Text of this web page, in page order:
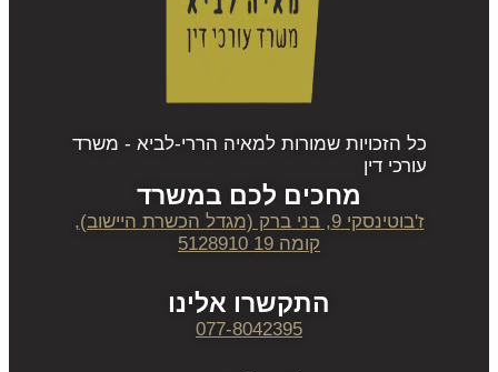
כל הזכויות שמורות למאיה הררי-לביא - משרד
עורכי דין
מחכים לכם במשרד
ז'בוטינסקי 9, בני ברק (מגדל הכשרת היישוב),
קומה 19 5128910
התקשרו אלינו
077-8042395